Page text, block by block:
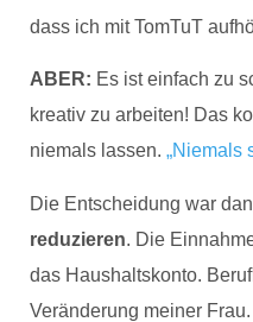
dass ich mit TomTuT
ABER: Es ist einfach zu
kreativ zu arbeiten! Das
niemals lassen. „Niemals
Die Entscheidung war
reduzieren. Die
das Haushaltskonto.
Veränderung meiner